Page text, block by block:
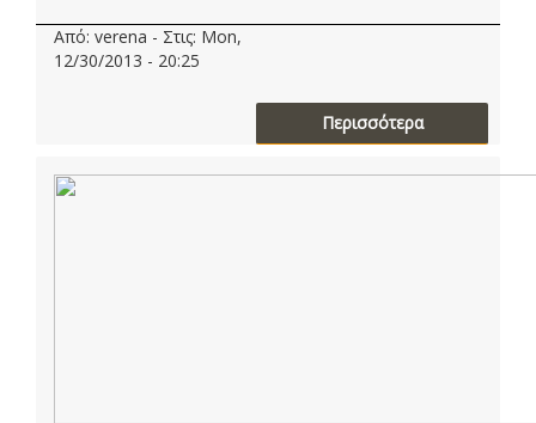
Από: verena - Στις: Mon,
12/30/2013 - 20:25
Περισσότερα